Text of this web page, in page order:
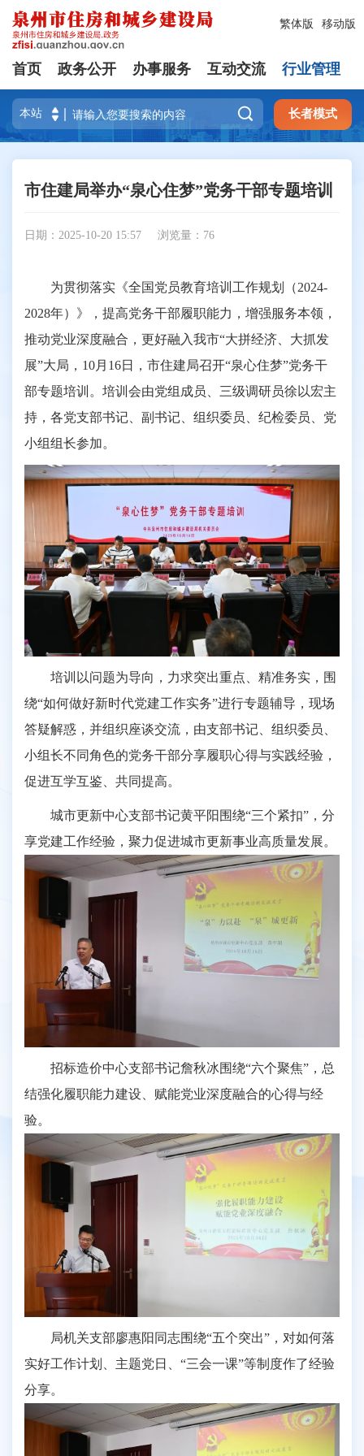
繁体版 移动版
首页 政务公开 办事服务 互动交流 行业管理
 长者模式
市住建局举办“泉心住梦”党务干部专题培训
日期：2025-10-20 15:57 浏览量： 76
为贯彻落实《全国党员教育培训工作规划（2024-
2028年）》，提高党务干部履职能力，增强服务本领，
推动党业深度融合，更好融入我市“大拼经济、大抓发
展”大局，10月16日，市住建局召开“泉心住梦”党务干
部专题培训。培训会由党组成员、三级调研员徐以宏主
持，各党支部书记、副书记、组织委员、纪检委员、党
小组组长参加。
培训以问题为导向，力求突出重点、精准务实，围
绕“如何做好新时代党建工作实务”进行专题辅导，现场
答疑解惑，并组织座谈交流，由支部书记、组织委员、
小组长不同角色的党务干部分享履职心得与实践经验，
促进互学互鉴、共同提高。
城市更新中心支部书记黄平阳围绕“三个紧扣”，分
享党建工作经验，聚力促进城市更新事业高质量发展。
招标造价中心支部书记詹秋冰围绕“六个聚焦”，总
结强化履职能力建设、赋能党业深度融合的心得与经
验。
局机关支部廖惠阳同志围绕“五个突出”，对如何落
实好工作计划、主题党日、“三会一课”等制度作了经验
分享。